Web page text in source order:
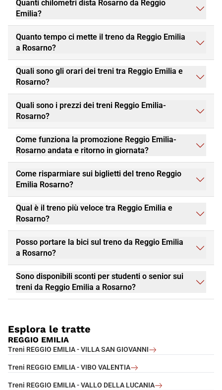
Quanti chilometri dista Rosarno da Reggio
Emilia?
Quanto tempo ci mette il treno da Reggio Emilia
a Rosarno?
Quali sono gli orari dei treni tra Reggio Emilia e
Rosarno?
Quali sono i prezzi dei treni Reggio Emilia-
Rosarno?
Come funziona la promozione Reggio Emilia-
Rosarno andata e ritorno in giornata?
Come risparmiare sui biglietti del treno Reggio
Emilia Rosarno?
Qual è il treno più veloce tra Reggio Emilia e
Rosarno?
Posso portare la bici sul treno da Reggio Emilia
a Rosarno?
Sono disponibili sconti per studenti o senior sui
treni da Reggio Emilia a Rosarno?
Esplora le tratte
REGGIO EMILIA
Treni REGGIO EMILIA - VILLA SAN GIOVANNI
Treni REGGIO EMILIA - VIBO VALENTIA
Treni REGGIO EMILIA - VALLO DELLA LUCANIA